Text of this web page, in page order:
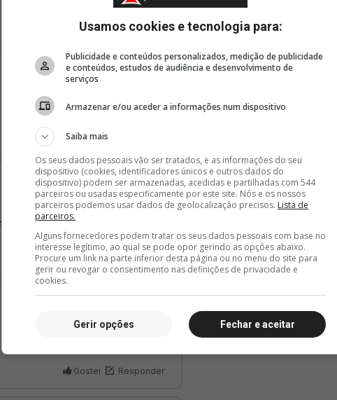
Usamos cookies e tecnologia para:
Publicidade e conteúdos personalizados, medição de publicidade
e conteúdos, estudos de audiência e desenvolvimento de
serviços
Armazenar e/ou aceder a informações num dispositivo
Saiba mais
Os seus dados pessoais vão ser tratados, e as informações do seu
dispositivo (cookies, identificadores únicos e outros dados do
dispositivo) podem ser armazenadas, acedidas e partilhadas com 544
parceiros ou usadas especificamente por este site. Nós e os nossos
parceiros podemos usar dados de geolocalização precisos. Lista de
parceiros.
Alguns fornecedores podem tratar os seus dados pessoais com base no
interesse legítimo, ao qual se pode opor gerindo as opções abaixo.
Procure um link na parte inferior desta página ou no menu do site para
gerir ou revogar o consentimento nas definições de privacidade e
cookies.
Fechar e aceitar
Gerir opções